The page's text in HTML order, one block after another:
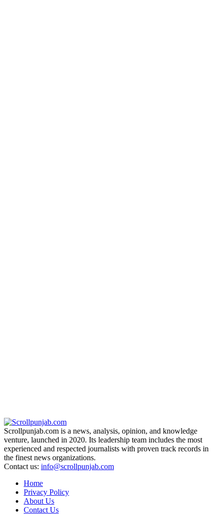
Scrollpunjab.com is a news, analysis, opinion, and knowledge
venture, launched in 2020. Its leadership team includes the most
experienced and respected journalists with proven track records in
the finest news organizations.
Contact us: info@scrollpunjab.com
Home
Privacy Policy
About Us
Contact Us